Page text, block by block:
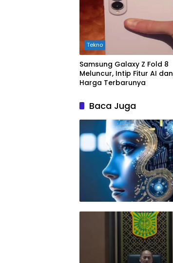
Tekno
Samsung Galaxy Z Fold 8
Meluncur, Intip Fitur AI dan
Harga Terbarunya
Baca Juga